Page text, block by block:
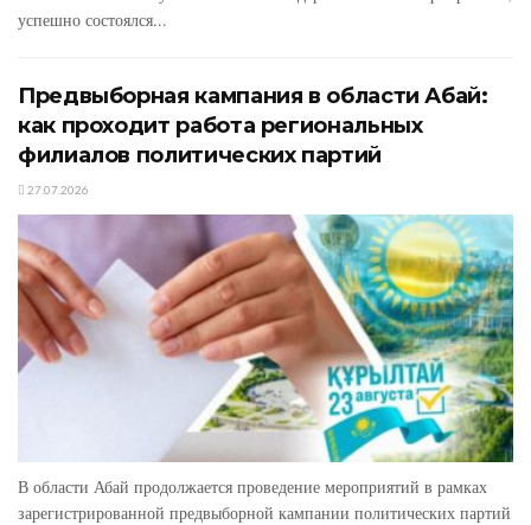
успешно состоялся...
Предвыборная кампания в области Абай:
как проходит работа региональных
филиалов политических партий
27.07.2026
В области Абай продолжается проведение мероприятий в рамках
зарегистрированной предвыборной кампании политических партий